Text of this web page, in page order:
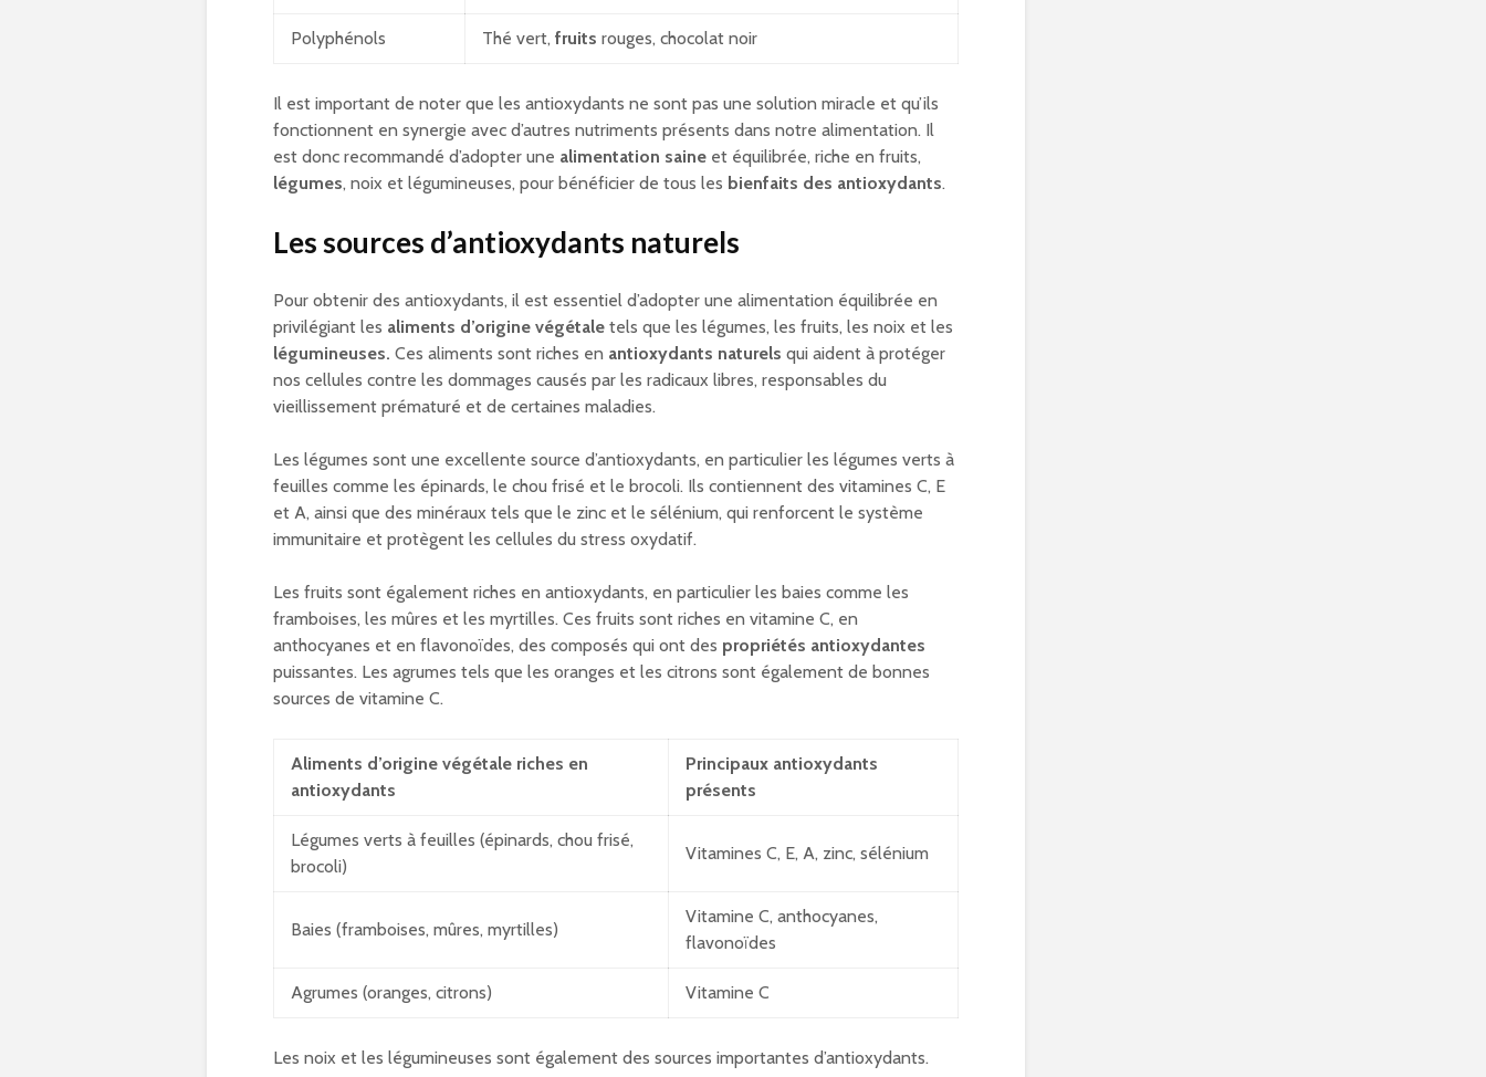
Polyphénols Thé vert, fruits rouges, chocolat noir
Il est important de noter que les antioxydants ne sont pas une solution miracle et qu’ils
fonctionnent en synergie avec d’autres nutriments présents dans notre alimentation. Il
est donc recommandé d’adopter une alimentation saine et équilibrée, riche en fruits,
légumes, noix et légumineuses, pour bénéficier de tous les bienfaits des antioxydants.
Les sources d’antioxydants naturels
Pour obtenir des antioxydants, il est essentiel d’adopter une alimentation équilibrée en
privilégiant les aliments d’origine végétale tels que les légumes, les fruits, les noix et les
légumineuses. Ces aliments sont riches en antioxydants naturels qui aident à protéger
nos cellules contre les dommages causés par les radicaux libres, responsables du
vieillissement prématuré et de certaines maladies.
Les légumes sont une excellente source d’antioxydants, en particulier les légumes verts à
feuilles comme les épinards, le chou frisé et le brocoli. Ils contiennent des vitamines C, E
et A, ainsi que des minéraux tels que le zinc et le sélénium, qui renforcent le système
immunitaire et protègent les cellules du stress oxydatif.
Les fruits sont également riches en antioxydants, en particulier les baies comme les
framboises, les mûres et les myrtilles. Ces fruits sont riches en vitamine C, en
anthocyanes et en flavonoïdes, des composés qui ont des propriétés antioxydantes
puissantes. Les agrumes tels que les oranges et les citrons sont également de bonnes
sources de vitamine C.
Aliments d’origine végétale riches en
antioxydants
Principaux antioxydants
présents
Légumes verts à feuilles (épinards, chou frisé,
brocoli)
Vitamines C, E, A, zinc, sélénium
Baies (framboises, mûres, myrtilles)
Vitamine C, anthocyanes,
flavonoïdes
Agrumes (oranges, citrons) Vitamine C
Les noix et les légumineuses sont également des sources importantes d’antioxydants.